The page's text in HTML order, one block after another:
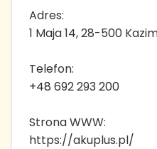
Adres:
1 Maja 14, 28-500
Telefon:
+48 692 293 200
Strona WWW:
https://akuplus.pl/